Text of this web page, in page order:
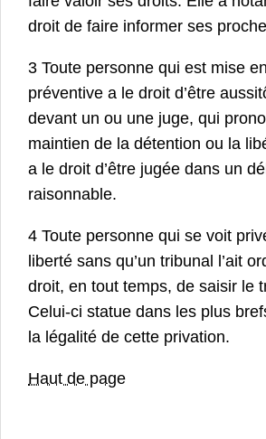
droit de faire informer ses
3 Toute personne qui est mise
préventive a le droit d’être
devant un ou une juge, qui
maintien de la détention ou la
a le droit d’être jugée dans un
raisonnable.
4 Toute personne qui se voit
liberté sans qu’un tribunal l’ait
droit, en tout temps, de saisir le
Celui-ci statue dans les plus
la légalité de cette privation.
Haut de page